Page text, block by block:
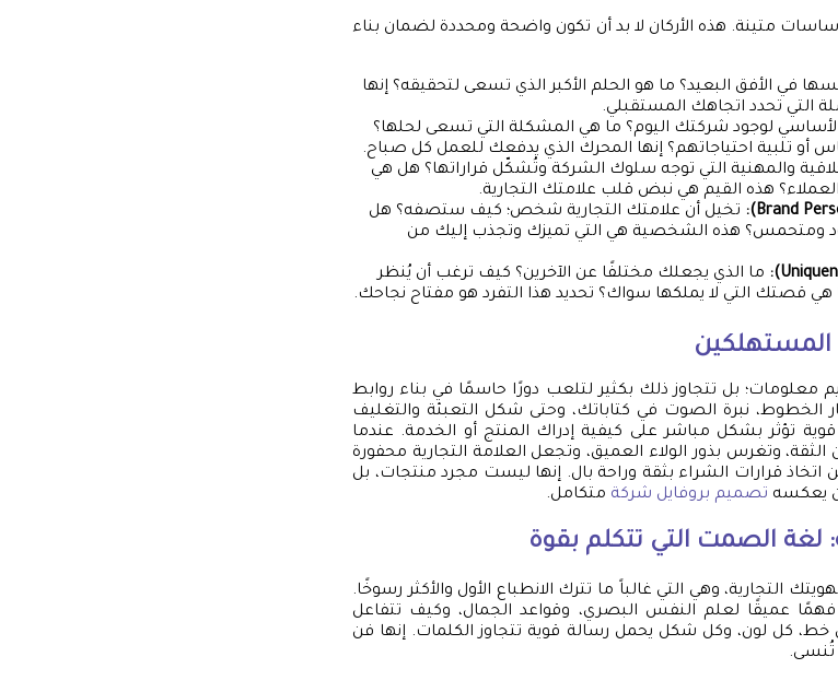
متينة. هذه الأركان لا بد أن تكون واضحة ومحددة لضمان بناء
في الأفق البعيد؟ ما هو الحلم الأكبر الذي تسعى لتحقيقه؟ إنها
التي تحدد اتجاهك المستقبلي.
لوجود شركتك اليوم؟ ما هي المشكلة التي تسعى لحلها؟
تلبية احتياجاتهم؟ إنها المحرك الذي يدفعك للعمل كل صباح.
والمهنية التي توجه سلوك الشركة وتُشكّل قراراتها؟ هل هي
العملاء؟ هذه القيم هي نبض قلب علامتك التجارية.
تخيل أن علامتك التجارية شخص؛ كيف ستصفه؟ هل
ومتحمس؟ هذه الشخصية هي التي تميزك وتجذب إليك من
ما الذي يجعلك مختلفًا عن الآخرين؟ كيف ترغب أن يُنظر
قصتك التي لا يملكها سواك؟ تحديد هذا التفرد هو مفتاح نجاحك.
المستهلكين
معلومات؛ بل تتجاوز ذلك بكثير لتلعب دورًا حاسمًا في بناء روابط
الخطوط، نبرة الصوت في كتاباتك، وحتى شكل التعبئة والتغليف
تؤثر بشكل مباشر على كيفية إدراك المنتج أو الخدمة. عندما
وتغرس بذور الولاء العميق، وتجعل العلامة التجارية محفورة
قرارات الشراء بثقة وراحة بال. إنها ليست مجرد منتجات، بل
يعكسه تصميم بروفايل شركة متكامل.
: لغة الصمت التي تتكلم بقوة
التجارية، وهي التي غالباً ما تترك الانطباع الأول والأكثر رسوخًا.
فهمًا عميقًا لعلم النفس البصري، وقواعد الجمال، وكيف تتفاعل
خط، كل لون، وكل شكل يحمل رسالة قوية تتجاوز الكلمات. إنها فن
تُنسى.